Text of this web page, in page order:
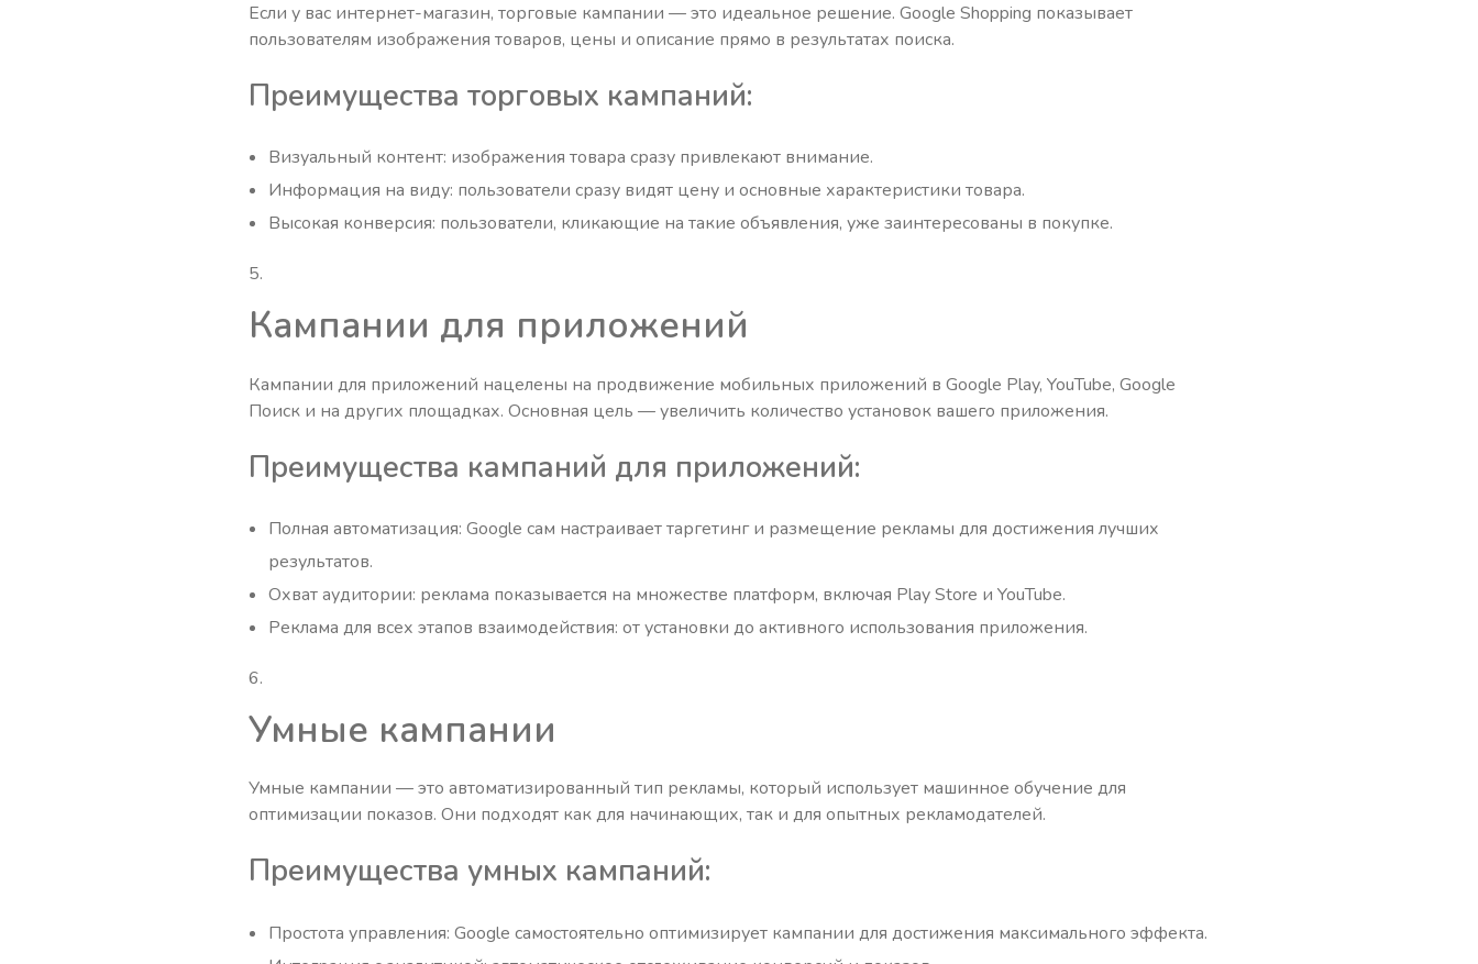
Если у вас интернет-магазин, торговые кампании — это идеальное решение. Google Shopping показывает
пользователям изображения товаров, цены и описание прямо в результатах поиска.
Преимущества торговых кампаний:
Визуальный контент: изображения товара сразу привлекают внимание.
Информация на виду: пользователи сразу видят цену и основные характеристики товара.
Высокая конверсия: пользователи, кликающие на такие объявления, уже заинтересованы в покупке.
Кампании для приложений
Кампании для приложений нацелены на продвижение мобильных приложений в Google Play, YouTube, Google
Поиск и на других площадках. Основная цель — увеличить количество установок вашего приложения.
Преимущества кампаний для приложений:
Полная автоматизация: Google сам настраивает таргетинг и размещение рекламы для достижения лучших
результатов.
Охват аудитории: реклама показывается на множестве платформ, включая Play Store и YouTube.
Реклама для всех этапов взаимодействия: от установки до активного использования приложения.
Умные кампании
Умные кампании — это автоматизированный тип рекламы, который использует машинное обучение для
оптимизации показов. Они подходят как для начинающих, так и для опытных рекламодателей.
Преимущества умных кампаний:
Простота управления: Google самостоятельно оптимизирует кампании для достижения максимального эффекта.